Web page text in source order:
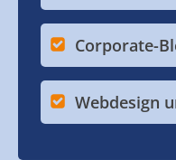
Corporate-
Webdesign